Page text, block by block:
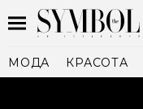
МОДА КРАСОТА